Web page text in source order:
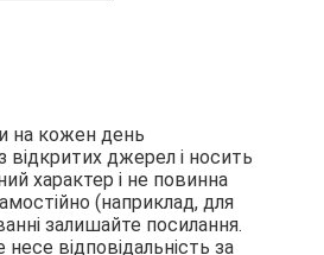
на кожен день
відкритих джерел і носить
характер і не повинна
(наприклад, для
залишайте посилання.
несе відповідальність за